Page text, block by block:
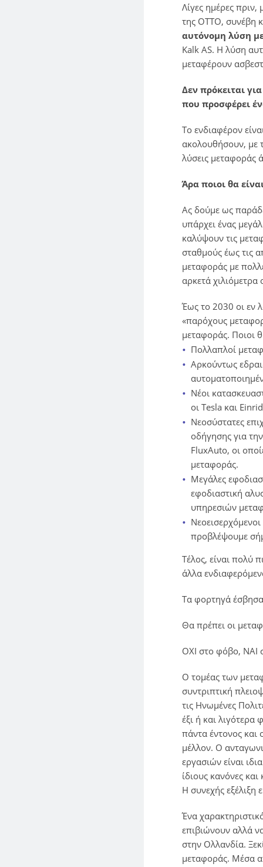
Λίγες ημέρες
της OTTO, συνέβη
αυτόνομη λύση
Kalk AS. Η λύση
μεταφέρουν
Δεν πρόκειται
που προσφέρει
Το ενδιαφέρον
ακολουθήσουν, με
λύσεις
Άρα ποιοι θα
Ας δούμε ως
υπάρχει ένας
καλύψουν τις
σταθμούς έως τις
μεταφοράς με
αρκετά
Έως το 2030 οι εν
«παρόχους
μεταφοράς. Ποιοι
Πολλαπλοί
Αρκούντως
Νέοι
οι Tesla και
Νεοσύστατες
οδήγησης για
FluxAuto, οι
μεταφοράς.
Μεγάλες
εφοδιαστική
υπηρεσιών
προβλέψουμε
Τέλος, είναι πολύ
άλλα
Τα φορτηγά
Θα πρέπει οι
ΟΧΙ στο φόβο, ΝΑΙ
Ο τομέας των
συντριπτική
τις Ηνωμένες
έξι ή και
πάντα έντονος και
μέλλον. Ο
εργασιών είναι
ίδιους κανόνες
Η συνεχής εξέλιξη
Ένα
επιβιώνουν αλλά
στην Ολλανδία.
μεταφοράς. Μέσα